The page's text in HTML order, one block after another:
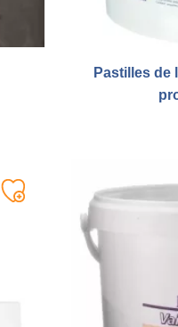
Pastilles de
Ajouter